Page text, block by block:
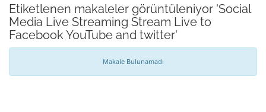
Etiketlenen makaleler görüntüleniyor 'Social
Media Live Streaming Stream Live to
Facebook YouTube and twitter'
Makale Bulunamadı